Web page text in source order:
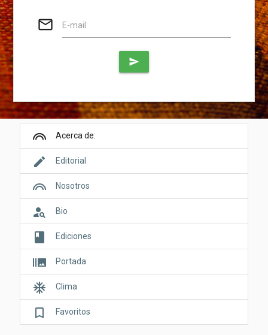
mail_outline E-mail
send
looks Acerca de:
edit Editorial
looks Nosotros
person_search Bio
book Ediciones
burst_mode Portada
ac_unit Clima
bookmark_border Favoritos